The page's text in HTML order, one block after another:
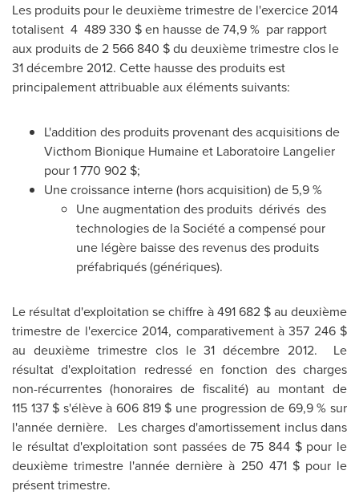
Les produits pour le deuxième trimestre de l'exercice 2014
totalisent 4 489 330 $ en hausse de 74,9 % par rapport
aux produits de 2 566 840 $ du deuxième trimestre clos le
31 décembre 2012. Cette hausse des produits est
principalement attribuable aux éléments suivants:
L'addition des produits provenant des acquisitions de
Victhom Bionique Humaine et Laboratoire Langelier
pour 1 770 902 $;
Une croissance interne (hors acquisition) de 5,9 %
Une augmentation des produits dérivés des
technologies de la Société a compensé pour
une légère baisse des revenus des produits
préfabriqués (génériques).
Le résultat d'exploitation se chiffre à 491 682 $ au deuxième
trimestre de l'exercice 2014, comparativement à 357 246 $
au deuxième trimestre clos le 31 décembre 2012. Le
résultat d'exploitation redressé en fonction des charges
non-récurrentes (honoraires de fiscalité) au montant de
115 137 $ s'élève à 606 819 $ une progression de 69,9 % sur
l'année dernière. Les charges d'amortissement inclus dans
le résultat d'exploitation sont passées de 75 844 $ pour le
deuxième trimestre l'année dernière à 250 471 $ pour le
présent trimestre.